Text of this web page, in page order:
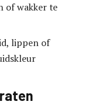
of wakker te
lippen of